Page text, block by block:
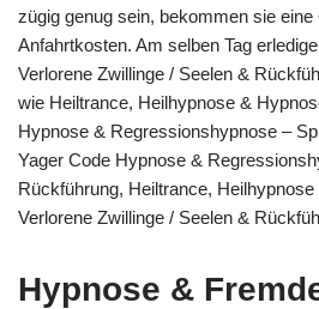
zügig genug sein, bekommen sie
Anfahrtkosten. Am selben Tag
Verlorene Zwillinge / Seelen &
wie Heiltrance, Heilhypnose &
Hypnose & Regressionshypnose –
Yager Code Hypnose &
Rückführung, Heiltrance,
Verlorene Zwillinge / Seelen &
Hypnose &